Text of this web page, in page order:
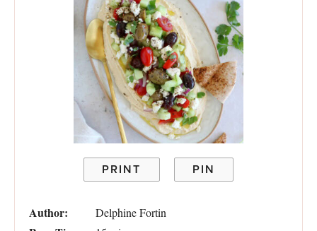
PRINT PIN
Author: Delphine Fortin